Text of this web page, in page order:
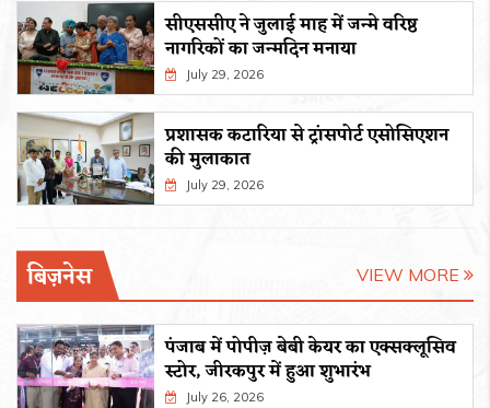
सीएससीए ने जुलाई माह में जन्मे वरिष्ठ
नागरिकों का जन्मदिन मनाया
July 29, 2026
प्रशासक कटारिया से ट्रांसपोर्ट एसोसिएशन
की मुलाकात
July 29, 2026
बिज़नेस VIEW MORE
पंजाब में पोपीज़ बेबी केयर का एक्सक्लूसिव
स्टोर, जीरकपुर में हुआ शुभारंभ
July 26, 2026